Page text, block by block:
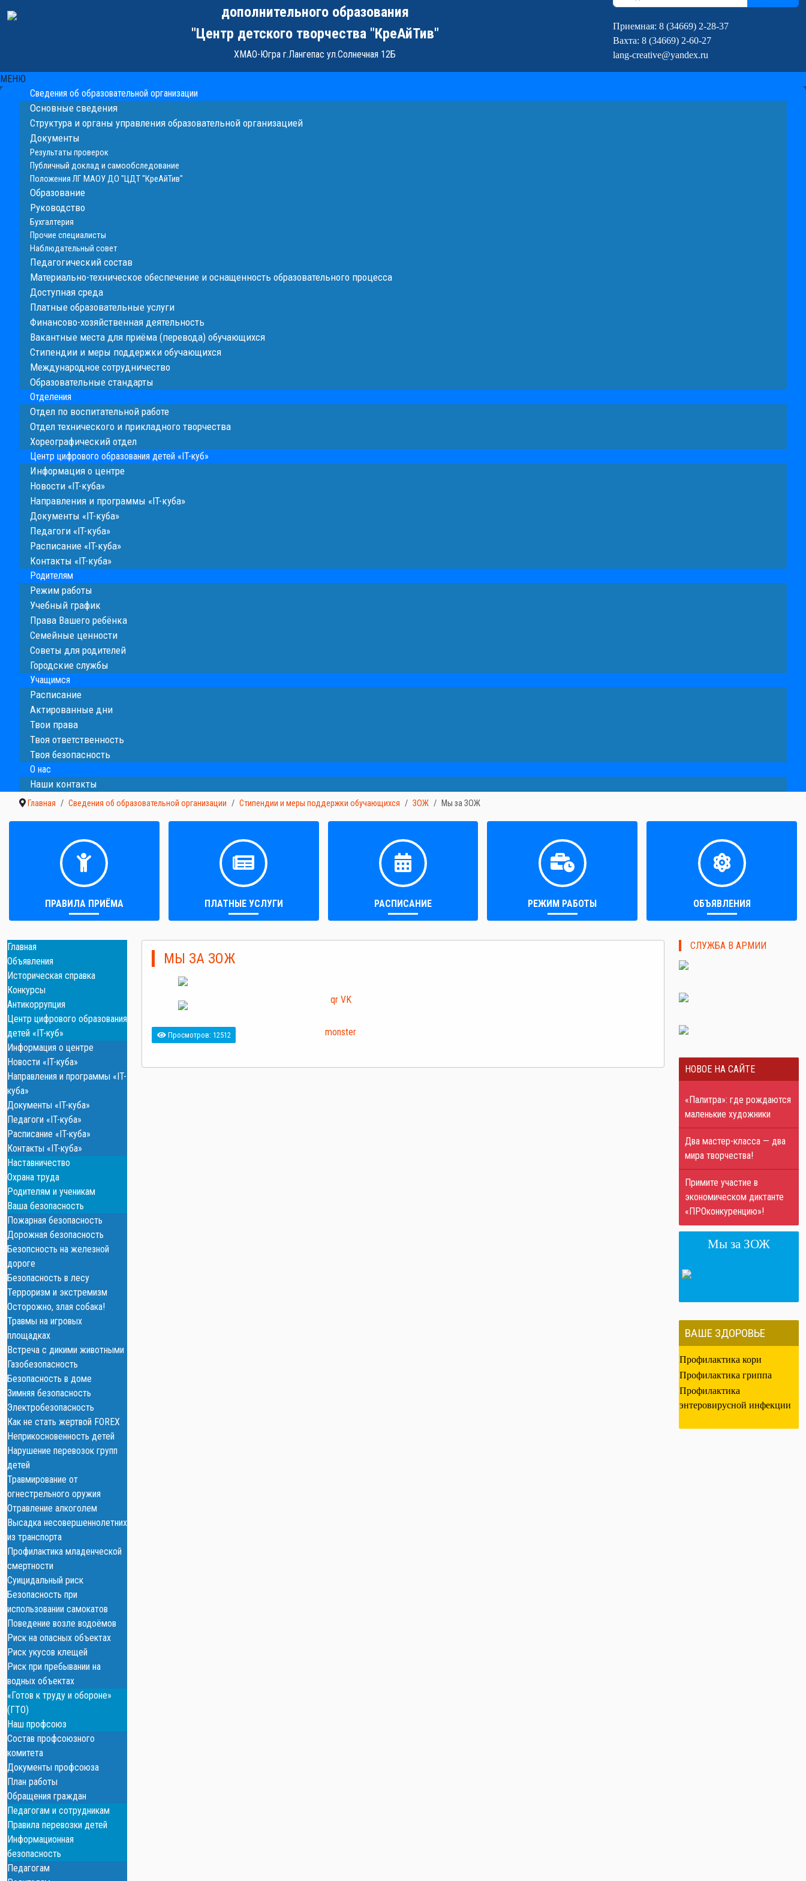
дополнительного образования
"Центр детского творчества "КреАйТив"
ХМАО-Югра г.Лангепас ул.Солнечная 12Б
Приемная: 8 (34669) 2-28-37
Вахта: 8 (34669) 2-60-27
lang-creative@yandex.ru
МЕНЮ
Сведения об образовательной организации
Основные сведения
Структура и органы управления образовательной организацией
Документы
Результаты проверок
Публичный доклад и самообследование
Положения ЛГ МАОУ ДО "ЦДТ "КреАйТив"
Образование
Руководство
Бухгалтерия
Прочие специалисты
Наблюдательный совет
Педагогический состав
Материально-техническое обеспечение и оснащенность образовательного процесса
Доступная среда
Платные образовательные услуги
Финансово-хозяйственная деятельность
Вакантные места для приёма (перевода) обучающихся
Стипендии и меры поддержки обучающихся
Международное сотрудничество
Образовательные стандарты
Отделения
Отдел по воспитательной работе
Отдел технического и прикладного творчества
Хореографический отдел
Центр цифрового образования детей «IT-куб»
Информация о центре
Новости «IT-куба»
Направления и программы «IT-куба»
Документы «IT-куба»
Педагоги «IT-куба»
Расписание «IT-куба»
Контакты «IT-куба»
Родителям
Режим работы
Учебный график
Права Вашего ребёнка
Семейные ценности
Cоветы для родителей
Городские службы
Учащимся
Расписание
Актированные дни
Твои права
Твоя ответственность
Твоя безопасность
О нас
Наши контакты
Главная Сведения об образовательной организации Стипендии и меры поддержки обучающихся ЗОЖ Мы за ЗОЖ
ПРАВИЛА ПРИЁМА ПЛАТНЫЕ УСЛУГИ РАСПИСАНИЕ РЕЖИМ РАБОТЫ ОБЪЯВЛЕНИЯ
Главная
Объявления
Историческая справка
Конкурсы
Антикоррупция
Центр цифрового образования
детей «IT-куб»
Информация о центре
Новости «IT-куба»
Направления и программы «IT-
куба»
Документы «IT-куба»
Педагоги «IT-куба»
Расписание «IT-куба»
Контакты «IT-куба»
Наставничество
Охрана труда
Родителям и ученикам
Ваша безопасность
Пожарная безопасность
Дорожная безопасность
Безопсность на железной
дороге
Безопасность в лесу
Терроризм и экстремизм
Осторожно, злая собака!
Травмы на игровых
площадках
Встреча с дикими животными
Газобезопасность
Безопасность в доме
Зимняя безопасность
Электробезопасность
Как не стать жертвой FOREX
Неприкосновенность детей
Нарушение перевозок групп
детей
Травмирование от
огнестрельного оружия
Отравление алкоголем
Высадка несовершеннолетних
из транспорта
Профилактика младенческой
смертности
Суицидальный риск
Безопасность при
использовании самокатов
Поведение возле водоёмов
Риск на опасных объектах
Риск укусов клещей
Риск при пребывании на
водных объектах
«Готов к труду и обороне»
(ГТО)
Наш профсоюз
Состав профсоюзного
комитета
Документы профсоюза
План работы
Обращения граждан
Педагогам и сотрудникам
Правила перевозки детей
Информационная
безопасность
Педагогам
МЫ ЗА ЗОЖ
Просмотров: 12512
СЛУЖБА В АРМИИ
НОВОЕ НА САЙТЕ
«Палитра»: где рождаются
маленькие художники
Два мастер-класса — два
мира творчества!
Примите участие в
экономическом диктанте
«ПРОконкуренцию»!
Мы за ЗОЖ
ВАШЕ ЗДОРОВЬЕ
Профилактика кори
Профилактика гриппа
Профилактика
энтеровирусной инфекции